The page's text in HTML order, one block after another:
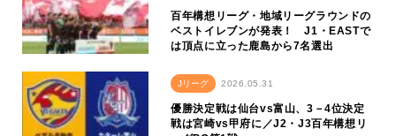
百年構想リーグ・地域リーグラウンドの
ベストイレブンが発表！ J1・EASTで
は頂点に立った鹿島から7名選出
Jリーグ 2026.05.31
優勝決定戦は仙台vs富山、3－4位決定
戦は宮崎vs甲府に／J2・J3百年構想リ